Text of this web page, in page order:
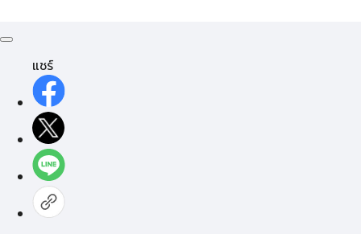
แชร์